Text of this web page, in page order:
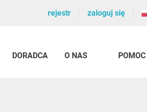
rejestr zaloguj się
DORADCA O NAS POMOC